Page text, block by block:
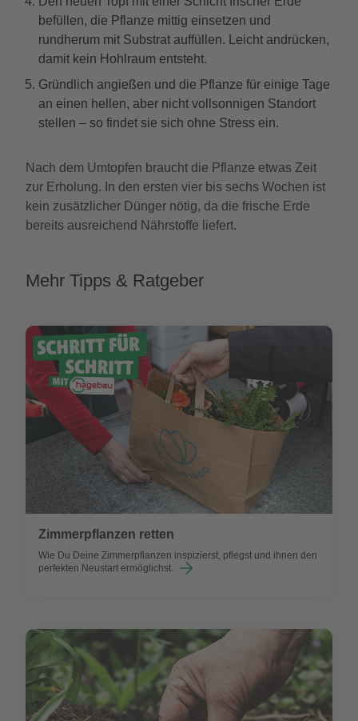
befüllen, die Pflanze mittig einsetzen und
rundherum mit Substrat auffüllen. Leicht andrücken,
damit kein Hohlraum entsteht.
Gründlich angießen und die Pflanze für einige Tage
an einen hellen, aber nicht vollsonnigen Standort
stellen – so findet sie sich ohne Stress ein.
Nach dem Umtopfen braucht die Pflanze etwas Zeit
zur Erholung. In den ersten vier bis sechs Wochen ist
kein zusätzlicher Dünger nötig, da die frische Erde
bereits ausreichend Nährstoffe liefert.
Mehr Tipps & Ratgeber
Zimmerpflanzen retten
Wie Du Deine Zimmerpflanzen inspizierst, pflegst und ihnen den
perfekten Neustart ermöglichst.